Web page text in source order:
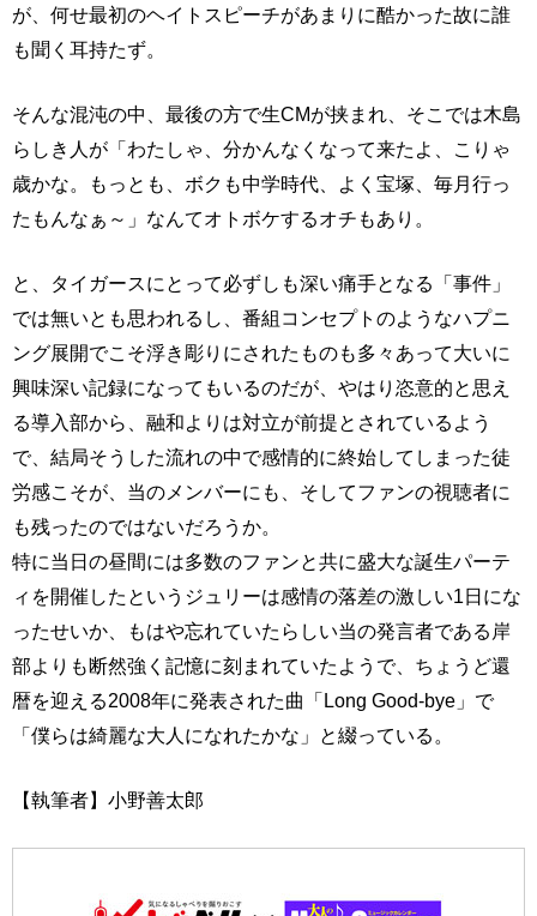
が、何せ最初のヘイトスピーチがあまりに酷かった故に誰
も聞く耳持たず。
そんな混沌の中、最後の方で生CMが挟まれ、そこでは木島
らしき人が「わたしゃ、分かんなくなって来たよ、こりゃ
歳かな。もっとも、ボクも中学時代、よく宝塚、毎月行っ
たもんなぁ～」なんてオトボケするオチもあり。
と、タイガースにとって必ずしも深い痛手となる「事件」
では無いとも思われるし、番組コンセプトのようなハプニ
ング展開でこそ浮き彫りにされたものも多々あって大いに
興味深い記録になってもいるのだが、やはり恣意的と思え
る導入部から、融和よりは対立が前提とされているよう
で、結局そうした流れの中で感情的に終始してしまった徒
労感こそが、当のメンバーにも、そしてファンの視聴者に
も残ったのではないだろうか。
特に当日の昼間には多数のファンと共に盛大な誕生パーテ
ィを開催したというジュリーは感情の落差の激しい1日にな
ったせいか、もはや忘れていたらしい当の発言者である岸
部よりも断然強く記憶に刻まれていたようで、ちょうど還
暦を迎える2008年に発表された曲「Long Good-bye」で
「僕らは綺麗な大人になれたかな」と綴っている。
【執筆者】小野善太郎